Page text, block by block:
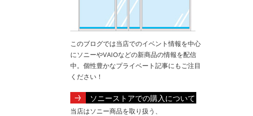
このブログでは当店でのイベント情報を中心
にソニーやVAIOなどの新商品の情報を配信
中。個性豊かなプライベート記事にもご注目
ください！
ソニーストアでの購入について
当店はソニー商品を取り扱う、